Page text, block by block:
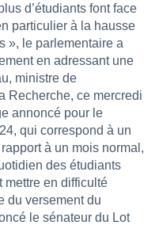
d’étudiants font face
particulier à la hausse
», le parlementaire a
en adressant une
ministre de
Recherche, ce mercredi
annoncé pour le
qui correspond à un
à un mois normal,
des étudiants
mettre en difficulté
du versement du
le sénateur du Lot